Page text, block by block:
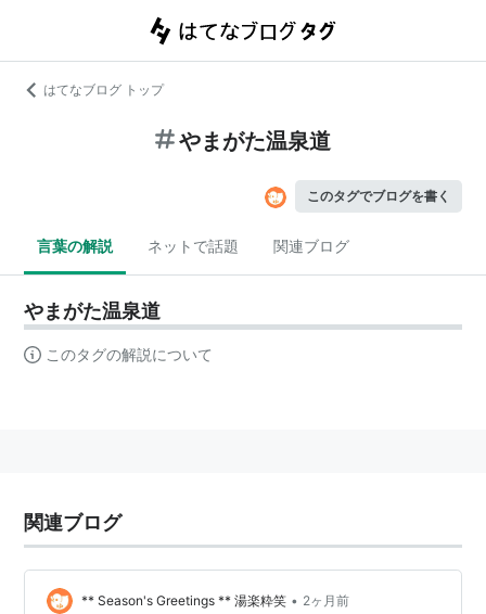
はてなブログ トップ
やまがた温泉道
このタグでブログを書く
言葉の解説 ネットで話題 関連ブログ
やまがた温泉道
このタグの解説について
関連ブログ
** Season's Greetings ** 湯楽粋笑 • 2ヶ月前